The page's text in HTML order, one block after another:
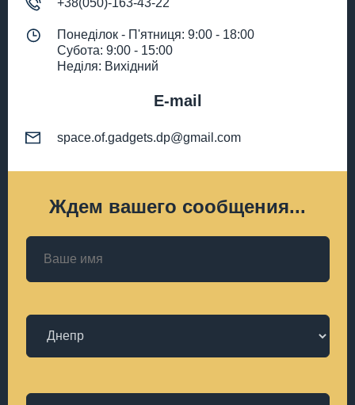
+38(050)-163-43-22
Понеділок - П'ятниця: 9:00 - 18:00
Субота: 9:00 - 15:00
Неділя: Вихідний
E-mail
space.of.gadgets.dp@gmail.com
Ждем вашего сообщения...